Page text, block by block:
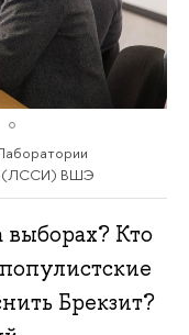
(ЛССИ) ВШЭ
Кто
Брекзит?